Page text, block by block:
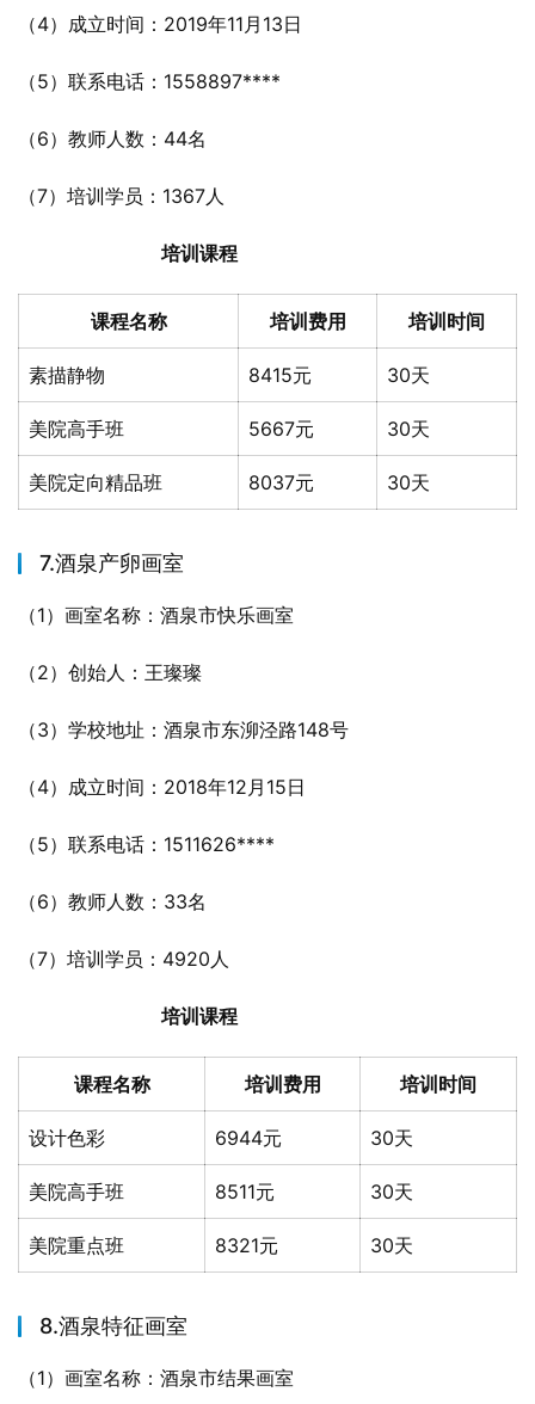
（4）成立时间：2019年11月13日
（5）联系电话：1558897****
（6）教师人数：44名
（7）培训学员：1367人
培训课程
课程名称 培训费用 培训时间
素描静物 8415元 30天
美院高手班 5667元 30天
美院定向精品班 8037元 30天
7.酒泉产卵画室
（1）画室名称：酒泉市快乐画室
（2）创始人：王璨璨
（3）学校地址：酒泉市东泖泾路148号
（4）成立时间：2018年12月15日
（5）联系电话：1511626****
（6）教师人数：33名
（7）培训学员：4920人
培训课程
课程名称 培训费用 培训时间
设计色彩 6944元 30天
美院高手班 8511元 30天
美院重点班 8321元 30天
8.酒泉特征画室
（1）画室名称：酒泉市结果画室